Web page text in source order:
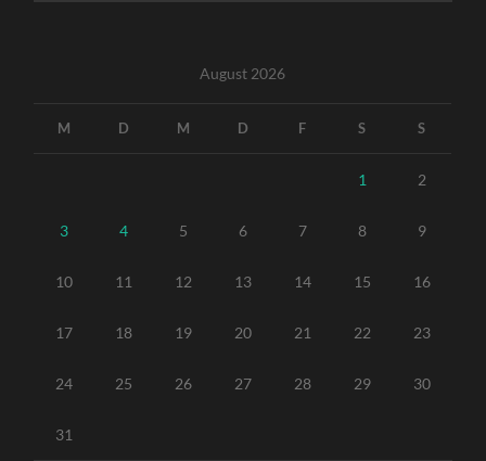
August 2026
M D M D F S S
1 2
3 4 5 6 7 8 9
10 11 12 13 14 15 16
17 18 19 20 21 22 23
24 25 26 27 28 29 30
31